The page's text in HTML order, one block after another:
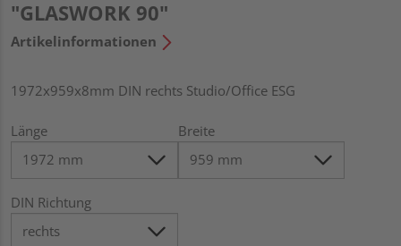
"GLASWORK 90"
Artikelinformationen
1972x959x8mm DIN rechts Studio/Office ESG
Länge Breite
DIN Richtung